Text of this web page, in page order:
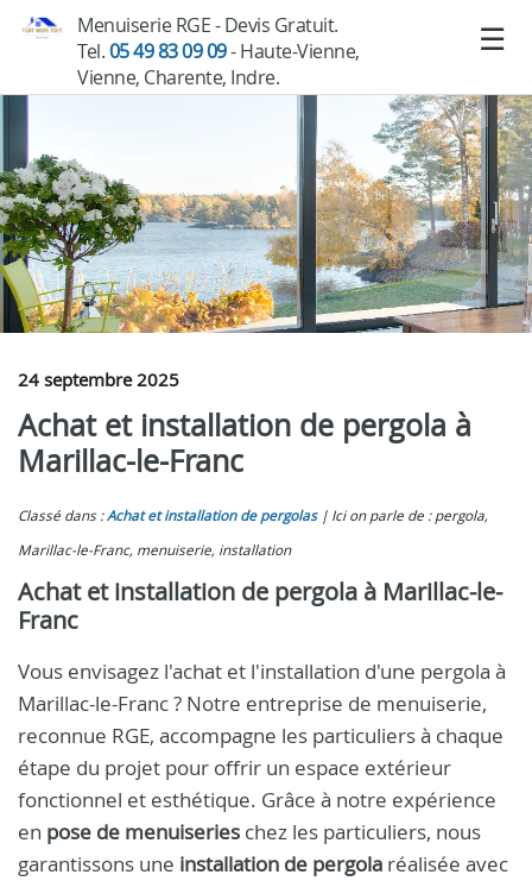
Menuiserie RGE - Devis Gratuit.
Tel.05 49 83 09 09- Haute-Vienne,
Vienne, Charente, Indre.
24 septembre 2025
Achat et installation de pergola à
Marillac-le-Franc
Classé dans :Achat et installation de pergolas
Ici on parle de : pergola,
Marillac-le-Franc, menuiserie, installation
Achat et installation de pergola à Marillac-le-
Franc
Vous envisagez l'achat et l'installation d'une pergola à
Marillac-le-Franc ? Notre entreprise de menuiserie,
reconnue RGE, accompagne les particuliers à chaque
étape du projet pour offrir un espace extérieur
fonctionnel et esthétique. Grâce à notre expérience
en pose de menuiseries chez les particuliers, nous
garantissons une installation de pergola réalisée avec